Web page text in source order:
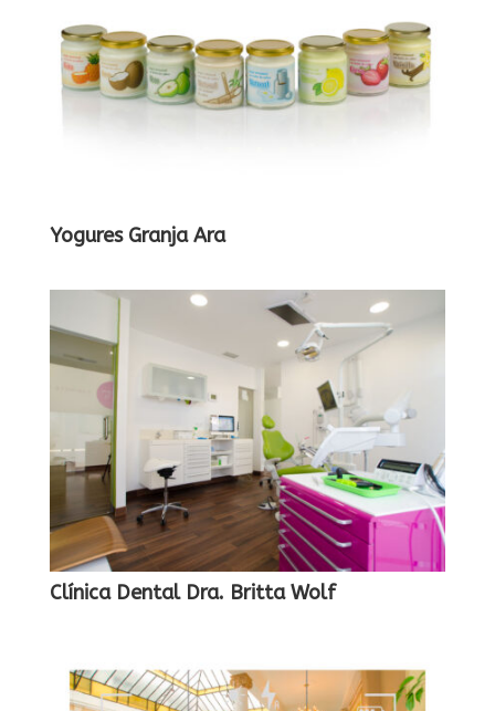
Yogures Granja Ara
Clínica Dental Dra. Britta Wolf